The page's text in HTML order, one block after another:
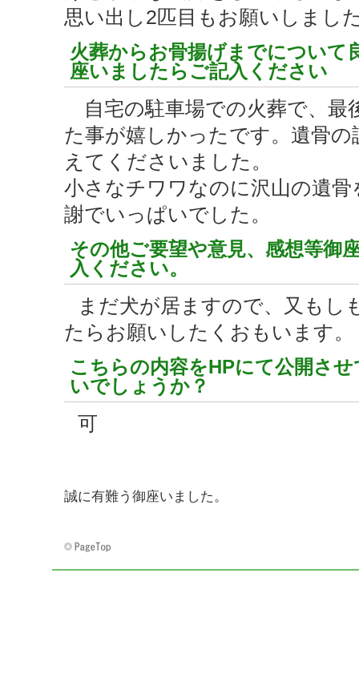
思い出し2匹目もお願いしまし
火葬からお骨揚げまでについて
座いましたらご記入ください
自宅の駐車場での火葬で、最
た事が嬉しかったです。遺骨の
えてくださいました。
小さなチワワなのに沢山の遺
謝でいっぱいでした。
その他ご要望や意見、感想等御
入ください。
まだ犬が居ますので、又もし
たらお願いしたくおもいます。
こちらの内容をHPにて公開さ
いでしょうか？
可
誠に有難う御座いました。